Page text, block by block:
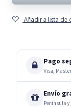
Añadir a lista de
Pago
Visa,
Envío
Península y